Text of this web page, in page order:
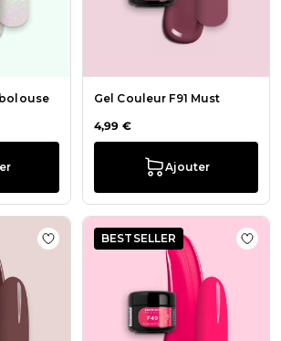
Gel Couleur F91 Must
4,99 €
Ajouter
Ajouter à la liste de souhaits Gel
BESTSELLER